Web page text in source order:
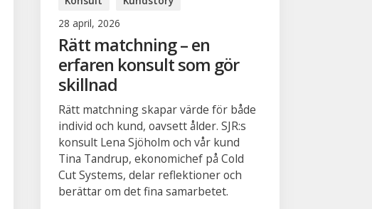
28 april, 2026
Rätt matchning – en
erfaren konsult som gör
skillnad
Rätt matchning skapar värde för både
individ och kund, oavsett ålder. SJR:s
konsult Lena Sjöholm och vår kund
Tina Tandrup, ekonomichef på Cold
Cut Systems, delar reflektioner och
berättar om det fina samarbetet.